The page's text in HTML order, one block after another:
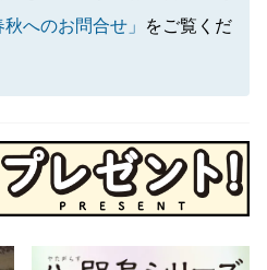
秋へのお問合せ」
をご覧くだ